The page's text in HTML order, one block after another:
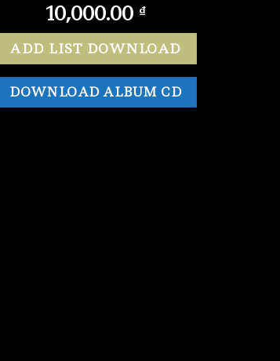
10,000.00 ₫
ADD LIST DOWNLOAD
DOWNLOAD ALBUM CD